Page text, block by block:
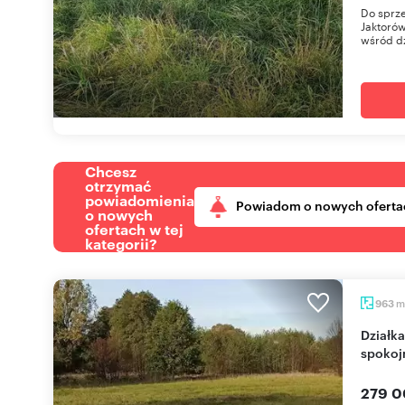
Do
wśród
Chcesz
otrzymać
powiadomienia
o nowych
ofertach w tej
kategorii?
Powiadom o nowych
963 m
Działka 963 m² w Budach Grzybek (media,
279